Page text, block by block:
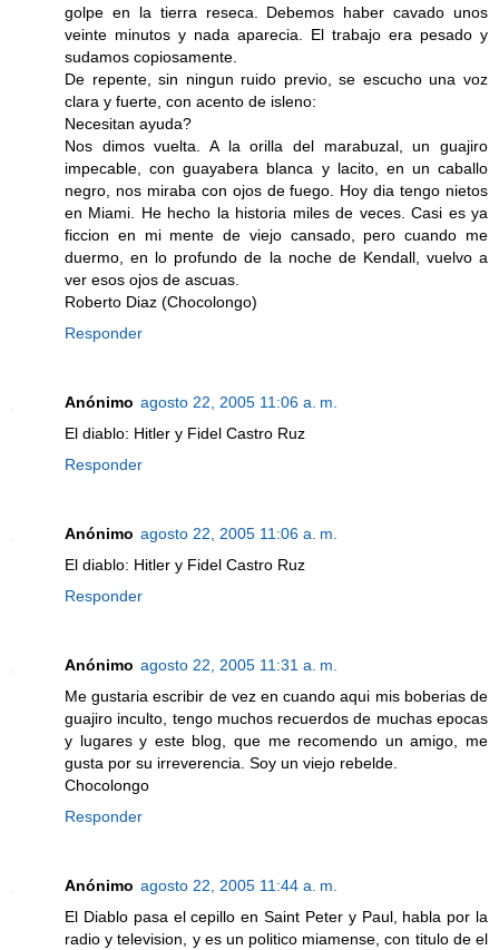
golpe en la tierra reseca. Debemos haber cavado unos
veinte minutos y nada aparecia. El trabajo era pesado y
sudamos copiosamente.
De repente, sin ningun ruido previo, se escucho una voz
clara y fuerte, con acento de isleno:
Necesitan ayuda?
Nos dimos vuelta. A la orilla del marabuzal, un guajiro
impecable, con guayabera blanca y lacito, en un caballo
negro, nos miraba con ojos de fuego. Hoy dia tengo nietos
en Miami. He hecho la historia miles de veces. Casi es ya
ficcion en mi mente de viejo cansado, pero cuando me
duermo, en lo profundo de la noche de Kendall, vuelvo a
ver esos ojos de ascuas.
Roberto Diaz (Chocolongo)
Responder
Anónimo agosto 22, 2005 11:06 a. m.
El diablo: Hitler y Fidel Castro Ruz
Responder
Anónimo agosto 22, 2005 11:06 a. m.
El diablo: Hitler y Fidel Castro Ruz
Responder
Anónimo agosto 22, 2005 11:31 a. m.
Me gustaria escribir de vez en cuando aqui mis boberias de
guajiro inculto, tengo muchos recuerdos de muchas epocas
y lugares y este blog, que me recomendo un amigo, me
gusta por su irreverencia. Soy un viejo rebelde.
Chocolongo
Responder
Anónimo agosto 22, 2005 11:44 a. m.
El Diablo pasa el cepillo en Saint Peter y Paul, habla por la
radio y television, y es un politico miamense, con titulo de el